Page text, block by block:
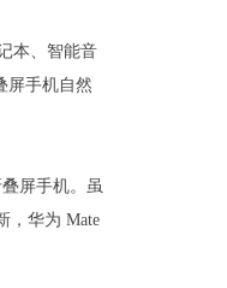
本、智能音
屏手机自然
屏手机。虽
，华为 Mate